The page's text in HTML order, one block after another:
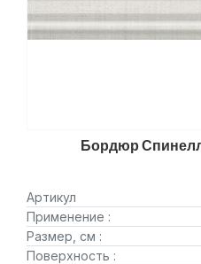
Бордюр
Артикул
Применение :
Размер, см :
Поверхность :